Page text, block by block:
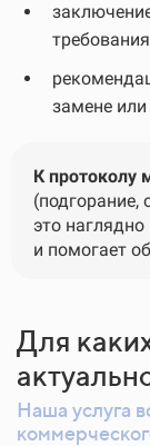
замене
К протоколу
(подгорание,
это
и помогает
Для
Наша услуга